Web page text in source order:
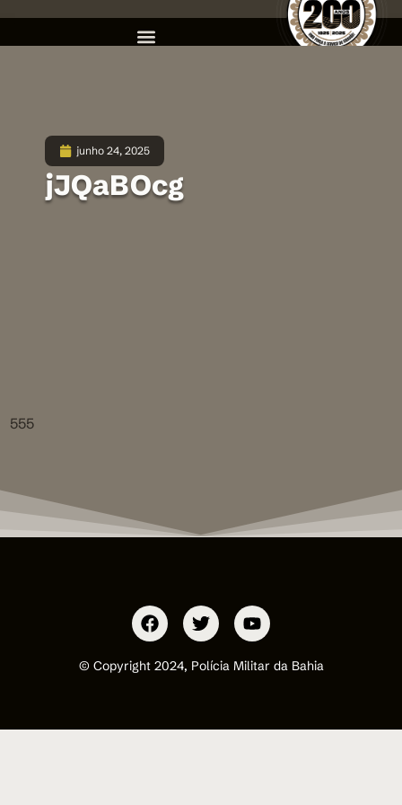
junho 24, 2025
jJQaBOcg
555
© Copyright 2024, Polícia Militar da Bahia